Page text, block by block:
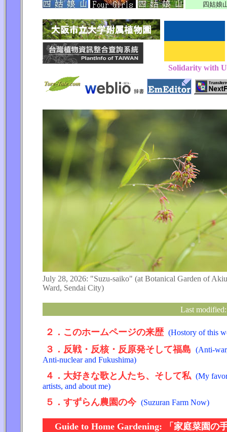
四姑娘
Solidarity with
July 28, 2026: "Suzu-saiko" (at Botanical Garden of
Ward, Sendai City)
Last
２．このホームページの来歴 (Hostory of this
３．反戦・反核・反原発そして福島 (Anti-
Anti-nuclear and Fukushima)
４．大好きな歌と人たち、そして私 (My
artists, and about me)
５．すずらん農園の今 (Suzuran Farm Now)
Guide to Home Gardening: 「家庭菜園の